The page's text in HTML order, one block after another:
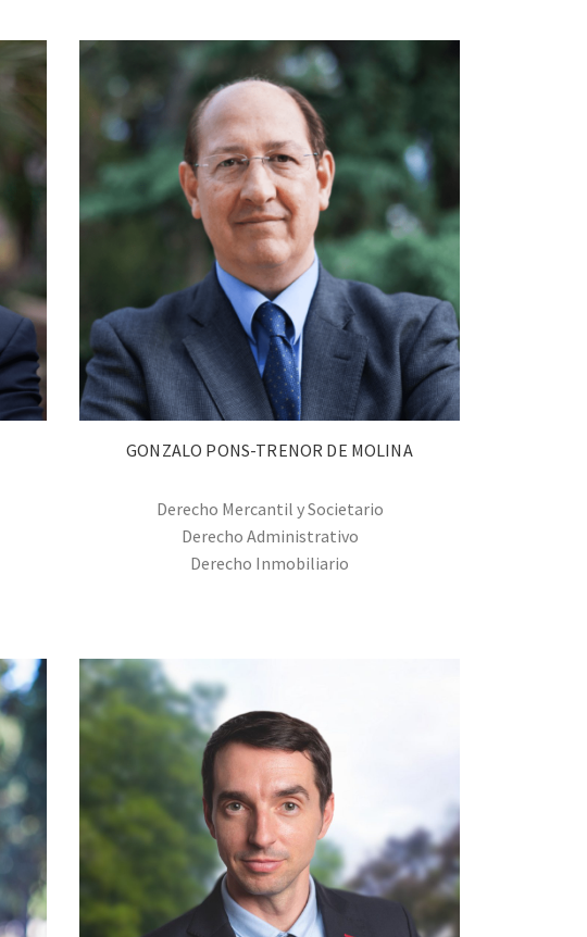
GONZALO PONS-TRENOR DE MOLINA
Derecho Mercantil y Societario
Derecho Administrativo
Derecho Inmobiliario